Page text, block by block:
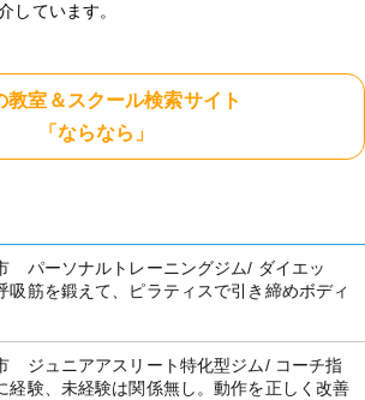
しています。
教室＆スクール検索サイト
「ならなら」
パーソナルトレーニングジム/ ダイエッ
吸筋を鍛えて、ピラティスで引き締めボディ
ジュニアアスリート特化型ジム/ コーチ指
経験、未経験は関係無し。動作を正しく改善